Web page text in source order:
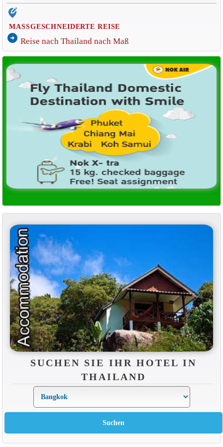
edit_location_alt
MASSGESCHNEIDERTE REISE
arrow_circle_right Reise nach Thailand nach Maß
SUCHEN SIE IHR HOTEL IN
THAILAND